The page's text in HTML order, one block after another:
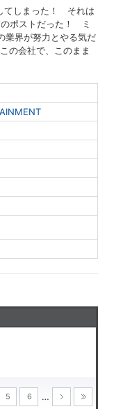
てしまった！ それは
のポストだった！ ミ
業界が努力とやる気だ
の会社で、このまま
5 6 …